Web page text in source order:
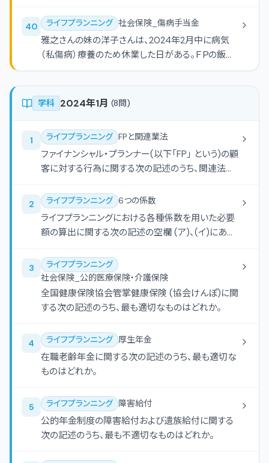
上の災害により、労災指定病院等において療養を受
けた場合、その費用の1割を労働者が負担し、残る部
分が療養補償給付とされる。
不適切なものはどれか。
40 ライフプランニング 社会保険_傷病手当金
雅之さんの妹の洋子さんは、2024年2月中に病気
（私傷病）療養のため休業した日がある。ＦＰの飯田
さんが下記＜資料＞に基づいて計算した洋子さんに
れか。なお、洋子さんは全国健康保険協会管掌健康
保険（協会けんぽ）の被保険者であるものとする。ま
た、記載のない事項については一切考慮しないもの
とする。
学科 2024年1月 (8問)
1 ライフプランニング FPと関連業法
ファイナンシャル・プランナー(以下「FP」 という)の顧
客に対する行為に関する次の記述のうち、関連法規
2 ライフプランニング 6つの係数
ライフプランニングにおける各種係数を用いた必要
額の算出に関する次の記述の空欄 (ア)、(イ)にあて
どれか。なお、算出に当たっては下記＜資料＞の係
数を乗算で使用し、手数料や税金等については考慮
しないものとする。
3
ライフプランニング
社会保険_公的医療保険・介護保険
全国健康保険協会管掌健康保険 (協会けんぽ)に関
する次の記述のうち、最も適切なものはどれか。
4 ライフプランニング 厚生年金
在職老齢年金に関する次の記述のうち、最も適切な
ものはどれか。
5 ライフプランニング 障害給付
公的年金制度の障害給付および遺族給付に関する
次の記述のうち、最も不適切なものはどれか。